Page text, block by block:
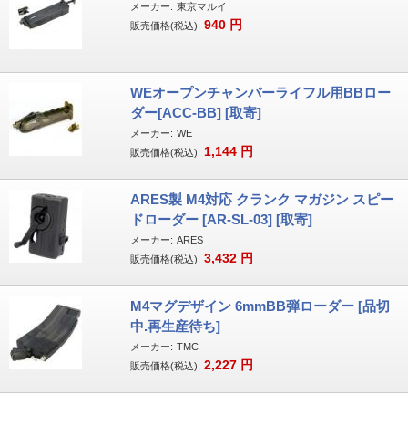
メーカー: 東京マルイ
販売価格(税込): 940 円
WEオープンチャンバーライフル用BBロー
ダー[ACC-BB] [取寄]
メーカー: WE
販売価格(税込): 1,144 円
ARES製 M4対応 クランク マガジン スピー
ドローダー [AR-SL-03] [取寄]
メーカー: ARES
販売価格(税込): 3,432 円
M4マグデザイン 6mmBB弾ローダー [品切
中.再生産待ち]
メーカー: TMC
販売価格(税込): 2,227 円